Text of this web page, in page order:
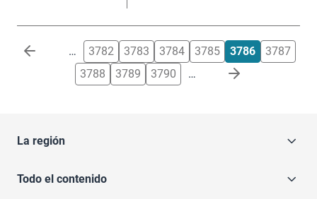
Paginación … 3782 3783 3784 3785 3786
3787
3788
3789 3790 …
La región
Todo el contenido